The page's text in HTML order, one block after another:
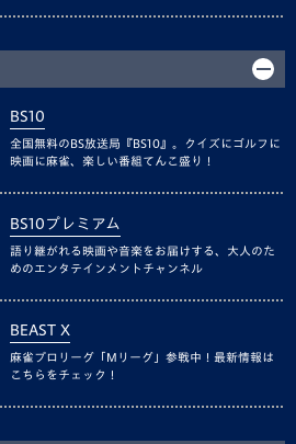
BS10
全国無料のBS放送局『BS10』。クイズにゴルフに
映画に麻雀、楽しい番組てんこ盛り！
BS10プレミアム
語り継がれる映画や音楽をお届けする、大人のた
めのエンタテインメントチャンネル
BEAST X
麻雀プロリーグ「Mリーグ」参戦中！最新情報は
こちらをチェック！